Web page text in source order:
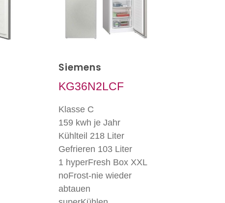
Siemens
KG36N2LCF
Klasse C
159 kwh je Jahr
Kühlteil 218 Liter
Gefrieren 103 Liter
1 hyperFresh Box XXL
noFrost-nie wieder
abtauen